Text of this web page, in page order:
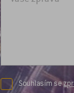
Souhlasím se